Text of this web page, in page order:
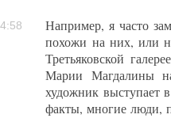
Например, я часто
похожи на них, или
Третьяковской
Марии Магдалины
художник выступает
факты, многие люди,